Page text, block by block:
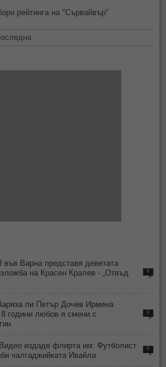
рейтинга на "Сървайвър"
във Варна представя деветата
на Красен Кралев - „Отвъд
0
ли Петър Дочев Ирмена
години любов я смени с
0
Видео издаде флирта им: Футболист
чалгаджийката Ивайла
0